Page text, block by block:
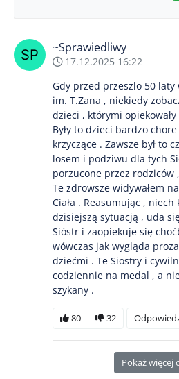
~Sprawiedliwy
17.12.2025 16:22
Gdy przed przeszlo 50 laty
im. T.Zana , niekiedy
dzieci , którymi
Były to dzieci bardzo
krzyczące . Zawsze był to
losem i podziwu dla tych
porzucone przez rodziców
Te zdrowsze widywałem
Ciała . Reasumując , niech
dzisiejszą sytuacją , uda
Sióstr i zaopiekuje się
wówczas jak wygląda
dziećmi . Te Siostry i
codziennie na medal , a
szykany .
80 32
Pokaż więcej